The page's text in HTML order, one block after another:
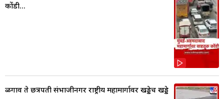
कोंडी...
ळगाव ते छत्रपती संभाजीनगर राष्ट्रीय महामार्गावर खड्डेच खड्डे